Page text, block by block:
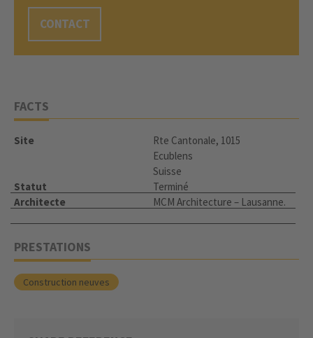
CONTACT
FACTS
Site
Rte Cantonale, 1015
Ecublens
Suisse
Statut
Terminé
Architecte
MCM Architecture – Lausanne.
PRESTATIONS
Construction neuves